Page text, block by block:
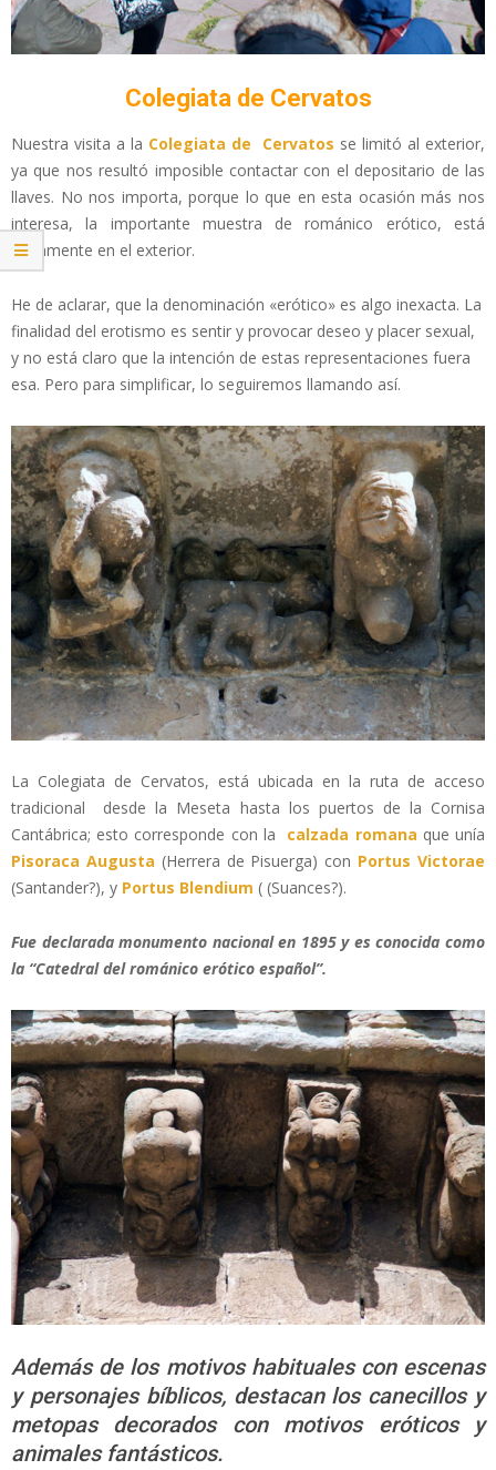
Colegiata de Cervatos
Nuestra visita a la Colegiata de Cervatos se limitó al exterior,
ya que nos resultó imposible contactar con el depositario de las
llaves. No nos importa, porque lo que en esta ocasión más nos
interesa, la importante muestra de románico erótico, está
justamente en el exterior.
He de aclarar, que la denominación «erótico» es algo inexacta. La
finalidad del erotismo es sentir y provocar deseo y placer sexual,
y no está claro que la intención de estas representaciones fuera
esa. Pero para simplificar, lo seguiremos llamando así.
La Colegiata de Cervatos, está ubicada en la ruta de acceso
tradicional desde la Meseta hasta los puertos de la Cornisa
Cantábrica; esto corresponde con la calzada romana que unía
Pisoraca Augusta (Herrera de Pisuerga) con Portus Victorae
(Santander?), y Portus Blendium ( (Suances?).
Fue declarada monumento nacional en 1895 y esconocida como
la “Catedral del románico erótico español”.
Además de los motivos habituales con escenas
y personajes bíblicos, destacan los canecillos y
metopas decorados con motivos eróticos y
animales fantásticos.